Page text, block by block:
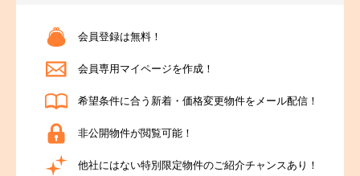
会員登録は無料！
会員専用マイページを作成！
希望条件に合う新着・価格変更物件をメール配信！
非公開物件が閲覧可能！
他社にはない特別限定物件のご紹介チャンスあり！